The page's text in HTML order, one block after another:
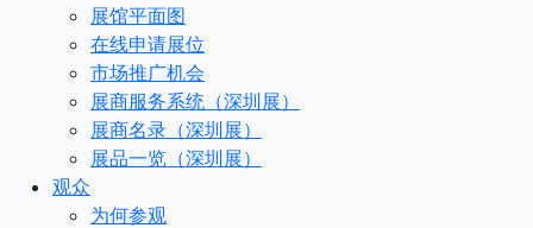
展馆平面图
在线申请展位
市场推广机会
展商服务系统（深圳展）
展商名录（深圳展）
展品一览（深圳展）
观众
为何参观